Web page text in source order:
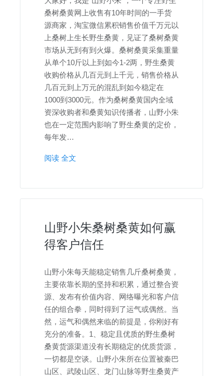
桑树桑黄网上收售有10年时间的一手货
源商家，淘宝微信累积销售价值千万元以
上桑树上生长野生桑黄，见证了桑树桑黄
市场从无到有到火爆。桑树桑黄采集重量
从单个10斤以上到如今1-2两，野生桑黄
收购价格从几百元到上千元，销售价格从
几百元到上万元的混乱到如今稳定在
1000到3000元。作为桑树桑黄国内全域
资深收购者和桑黄知识传播者，山野小朱
也在一定范围内影响了野生桑黄的定价，
每年发…
阅读 全文
山野小朱桑树桑黄如何赢
得客户信任
山野小朱每天能稳定销售几斤桑树桑黄，
主要依靠长期的坚持和积累，通过整合资
源、发布有价值内容、网络曝光和客户信
任的组合拳，同时得到了运气或偶然。当
然，运气和偶然来临的前提是，你刚好有
充分的准备。1、稳定且优质的野生桑树
桑黄货源渠道没有长期稳定的优质货源，
一切都是空谈。山野小朱所在位置被秦巴
山区、武陵山区、龙门山脉等野生桑黄产